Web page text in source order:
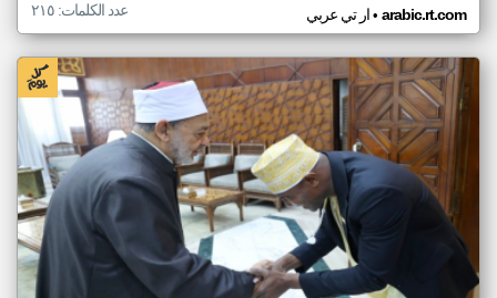
ار تي عربي• arabic.rt.com عدد الكلمات: ٢١٥